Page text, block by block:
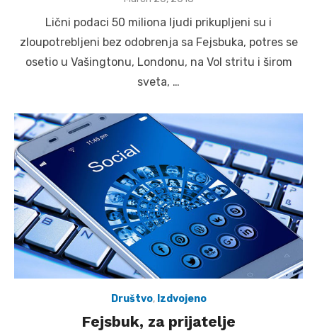
Lični podaci 50 miliona ljudi prikupljeni su i
zloupotrebljeni bez odobrenja sa Fejsbuka, potres se
osetio u Vašingtonu, Londonu, na Vol stritu i širom
sveta, …
Društvo, Izdvojeno
Fejsbuk, za prijatelje